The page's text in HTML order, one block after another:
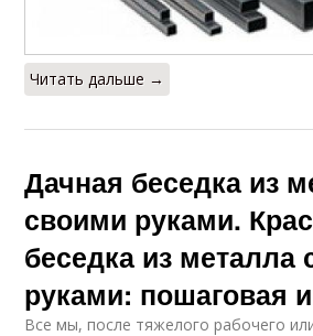
Читать дальше →
Дачная беседка из
своими руками.
беседка из металла
руками: пошаговая
Все мы, после тяжелого рабочего